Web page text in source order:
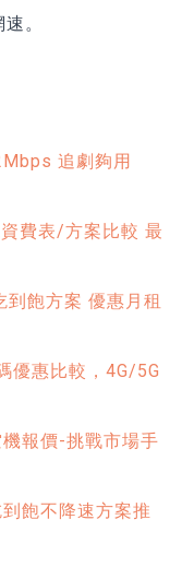
。
追劇夠用
費表/方案比較 最
到飽方案 優惠月租
優惠比較，4G/5G
報價-挑戰市場手
飽不降速方案推